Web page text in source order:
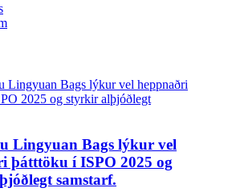
Lingyuan Bags lýkur vel
þátttöku í ISPO 2025 og
samstarf.